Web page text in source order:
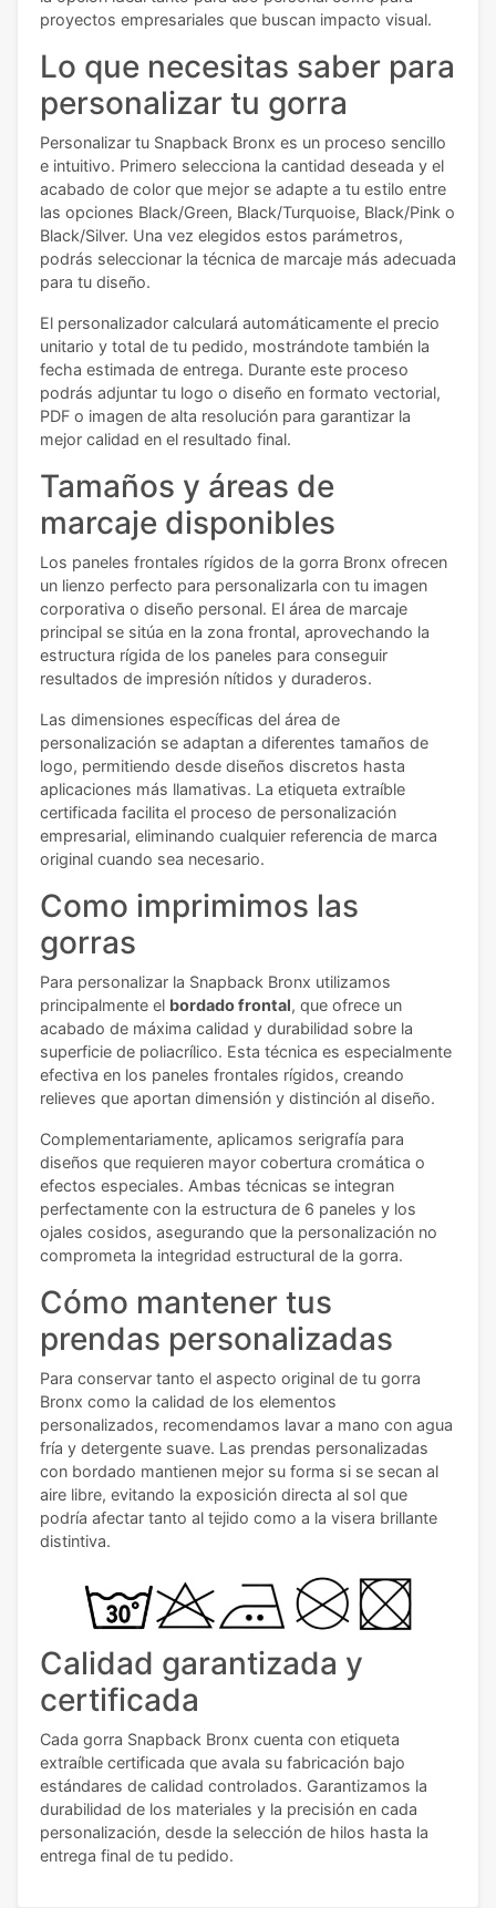
proyectos empresariales que buscan impacto visual.
Lo que necesitas saber para
personalizar tu gorra
Personalizar tu Snapback Bronx es un proceso sencillo
e intuitivo. Primero selecciona la cantidad deseada y el
acabado de color que mejor se adapte a tu estilo entre
las opciones Black/Green, Black/Turquoise, Black/Pink o
Black/Silver. Una vez elegidos estos parámetros,
podrás seleccionar la técnica de marcaje más adecuada
para tu diseño.
El personalizador calculará automáticamente el precio
unitario y total de tu pedido, mostrándote también la
fecha estimada de entrega. Durante este proceso
podrás adjuntar tu logo o diseño en formato vectorial,
PDF o imagen de alta resolución para garantizar la
mejor calidad en el resultado final.
Tamaños y áreas de
marcaje disponibles
Los paneles frontales rígidos de la gorra Bronx ofrecen
un lienzo perfecto para personalizarla con tu imagen
corporativa o diseño personal. El área de marcaje
principal se sitúa en la zona frontal, aprovechando la
estructura rígida de los paneles para conseguir
resultados de impresión nítidos y duraderos.
Las dimensiones específicas del área de
personalización se adaptan a diferentes tamaños de
logo, permitiendo desde diseños discretos hasta
aplicaciones más llamativas. La etiqueta extraíble
certificada facilita el proceso de personalización
empresarial, eliminando cualquier referencia de marca
original cuando sea necesario.
Como imprimimos las
gorras
Para personalizar la Snapback Bronx utilizamos
principalmente el bordado frontal, que ofrece un
acabado de máxima calidad y durabilidad sobre la
superficie de poliacrílico. Esta técnica es especialmente
efectiva en los paneles frontales rígidos, creando
relieves que aportan dimensión y distinción al diseño.
Complementariamente, aplicamos serigrafía para
diseños que requieren mayor cobertura cromática o
efectos especiales. Ambas técnicas se integran
perfectamente con la estructura de 6 paneles y los
ojales cosidos, asegurando que la personalización no
comprometa la integridad estructural de la gorra.
Cómo mantener tus
prendas personalizadas
Para conservar tanto el aspecto original de tu gorra
Bronx como la calidad de los elementos
personalizados, recomendamos lavar a mano con agua
fría y detergente suave. Las prendas personalizadas
con bordado mantienen mejor su forma si se secan al
aire libre, evitando la exposición directa al sol que
podría afectar tanto al tejido como a la visera brillante
distintiva.
Calidad garantizada y
certificada
Cada gorra Snapback Bronx cuenta con etiqueta
extraíble certificada que avala su fabricación bajo
estándares de calidad controlados. Garantizamos la
durabilidad de los materiales y la precisión en cada
personalización, desde la selección de hilos hasta la
entrega final de tu pedido.